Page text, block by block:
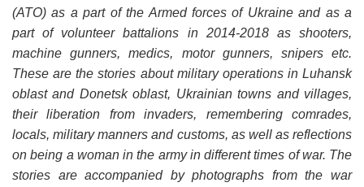
(ATO) as a part of the Armed forces of Ukraine and as a
part of volunteer battalions in 2014-2018 as shooters,
machine gunners, medics, motor gunners, snipers etc.
These are the stories about military operations in Luhansk
oblast and Donetsk oblast, Ukrainian towns and villages,
their liberation from invaders, remembering comrades,
locals, military manners and customs, as well as reflections
on being a woman in the army in different times of war. The
stories are accompanied by photographs from the war